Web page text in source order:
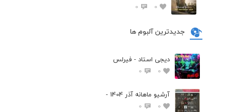
0
0
جدیدترین آلبوم ها
دیجی استاد - فیرلس
0
0
آرشیو ماهانه آذر 1404 -
0
0